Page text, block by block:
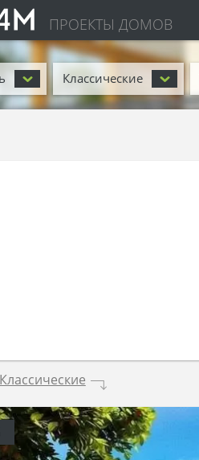
ПРОЕКТЫ ДОМОВ
Классические
Классические .